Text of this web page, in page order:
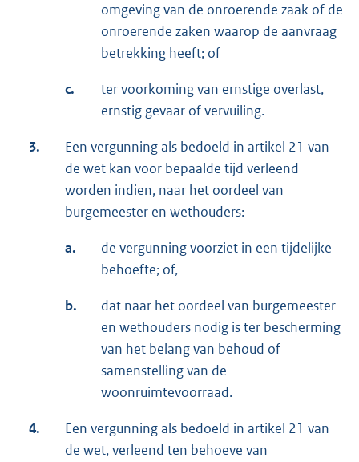
omgeving van de onroerende zaak of de
onroerende zaken waarop de aanvraag
betrekking heeft; of
c.
ter voorkoming van ernstige overlast,
ernstig gevaar of vervuiling.
3.
Een vergunning als bedoeld in artikel 21 van
de wet kan voor bepaalde tijd verleend
worden indien, naar het oordeel van
burgemeester en wethouders:
a.
de vergunning voorziet in een tijdelijke
behoefte; of,
b.
dat naar het oordeel van burgemeester
en wethouders nodig is ter bescherming
van het belang van behoud of
samenstelling van de
woonruimtevoorraad.
4.
Een vergunning als bedoeld in artikel 21 van
de wet, verleend ten behoeve van